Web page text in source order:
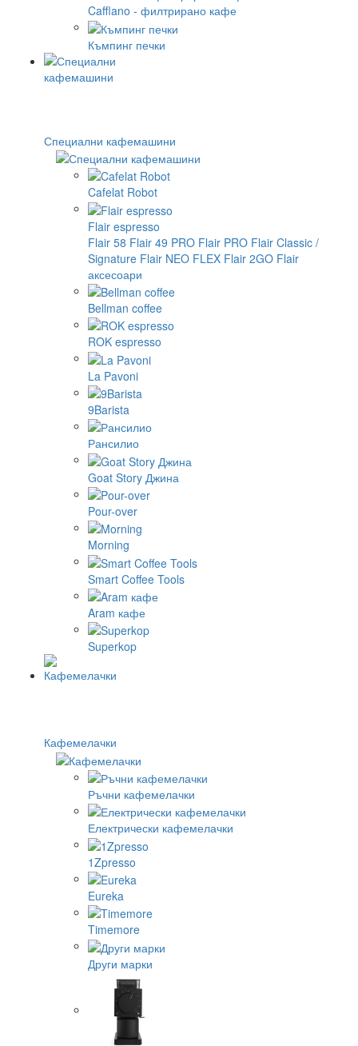
Cafflano - филтрирано кафе
Къмпинг печки
Специални кафемашини
Cafelat Robot
Flair espresso
Flair 58 Flair 49 PRO Flair PRO Flair Classic /
Signature Flair NEO FLEX Flair 2GO Flair
аксесоари
Bellman coffee
ROK espresso
La Pavoni
9Barista
Рансилио
Goat Story Джина
Pour-over
Morning
Smart Coffee Tools
Aram кафе
Superkop
Кафемелачки
Ръчни кафемелачки
Електрически кафемелачки
1Zpresso
Eureka
Timemore
Други марки